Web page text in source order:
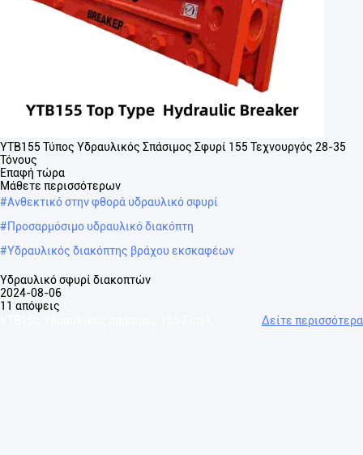
ΥΤΒ155 Τύπος Υδραυλικός Σπάσιμος Σφυρί 155 Τεχνουργός 28-35
Τόνους
Επαφή τώρα
Μάθετε περισσότερων
#Ανθεκτικό στην φθορά υδραυλικό σφυρί
#Προσαρμόσιμο υδραυλικό διακόπτη
#Υδραυλικός διακόπτης βράχου εκσκαφέων
Υδραυλικό σφυρί διακοπτών
2024-08-06
11 απόψεις
Δείτε περισσότερα